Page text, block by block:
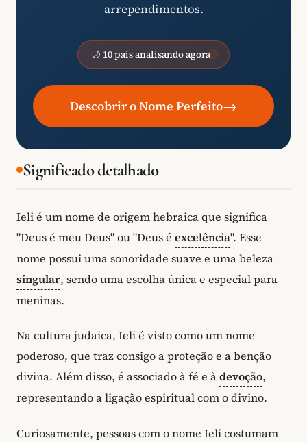
arrependimentos.
🌙 10 pais analisando agora
Descobrir o Nome Perfeito→
Significado detalhado
Ieli é um nome de origem hebraica que significa
"Deus é meu Deus" ou "Deus é excelência". Esse
nome possui uma sonoridade suave e uma beleza
singular, sendo uma escolha única e especial para
meninas.
Na cultura judaica, Ieli é visto como um nome
poderoso, que traz consigo a proteção e a benção
divina. Além disso, é associado à fé e àdevoção,
representando a ligação espiritual com o divino.
Curiosamente, pessoas com o nome Ieli costumam